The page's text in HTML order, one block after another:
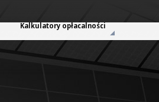
Kalkulatory opłacalności